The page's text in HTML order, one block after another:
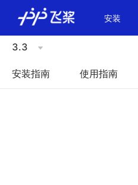
安装
3.3
安装指南 使用指南